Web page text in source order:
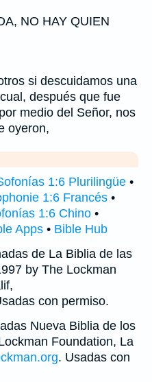
NO HAY QUIEN
si descuidamos una
después que fue
medio del Señor, nos
oyeron,
1:6 Plurilingüe •
1:6 Francés •
1:6 Chino •
Apps • Bible Hub
de La Biblia de las
by The Lockman
con permiso.
Nueva Biblia de los
Foundation, La
. Usadas con